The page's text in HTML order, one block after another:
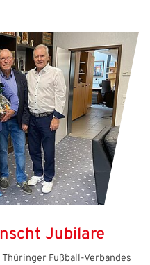
Jubilare
Fußball-Verbandes